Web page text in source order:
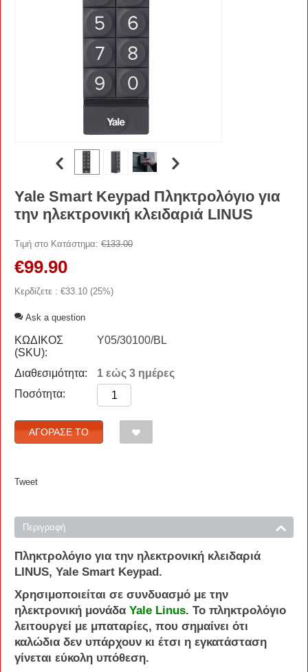
Yale Smart Keypad Πληκτρολόγιο για
την ηλεκτρονική κλειδαριά LINUS
Τιμή στο Κατάστημα: €133.00
€99.90
Κερδίζετε : €33.10 (25%)
Ask a question
ΚΩΔΙΚΟΣ
(SKU):
Y05/30100/BL
Διαθεσιμότητα:
1 εώς 3 ημέρες
Ποσότητα:
ΑΓΌΡΑΣΈ ΤΟ
Tweet
Περιγραφή
Πληκτρολόγιο για την ηλεκτρονική κλειδαριά
LINUS, Yale Smart Keypad.
Χρησιμοποιείται σε συνδυασμό με την
ηλεκτρονική μονάδα Yale Linus. Το πληκτρολόγιο
λειτουργεί με μπαταρίες, που σημαίνει ότι
καλώδια δεν υπάρχουν κι έτσι η εγκατάσταση
γίνεται εύκολη υπόθεση.